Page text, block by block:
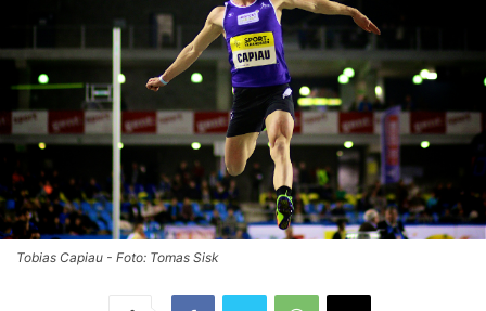
Tobias Capiau - Foto: Tomas Sisk